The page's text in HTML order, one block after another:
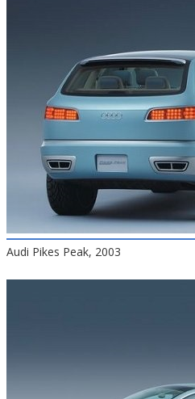
Audi Pikes Peak, 2003